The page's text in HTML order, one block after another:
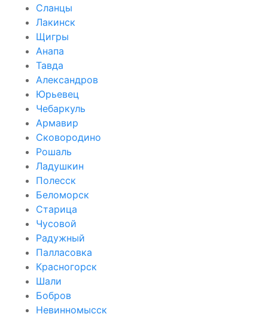
Сланцы
Лакинск
Щигры
Анапа
Тавда
Александров
Юрьевец
Чебаркуль
Армавир
Сковородино
Рошаль
Ладушкин
Полесск
Беломорск
Старица
Чусовой
Радужный
Палласовка
Красногорск
Шали
Бобров
Невинномысск